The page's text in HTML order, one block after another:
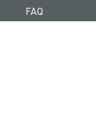
FAQ